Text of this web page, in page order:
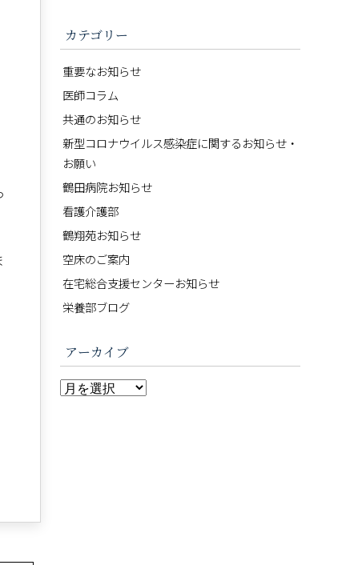
カテゴリー
重要なお知らせ
医師コラム
共通のお知らせ
新型コロナウイルス感染症に関するお知らせ・
お願い
鶴田病院お知らせ
看護介護部
鶴翔苑お知らせ
空床のご案内
在宅総合支援センターお知らせ
栄養部ブログ
アーカイブ